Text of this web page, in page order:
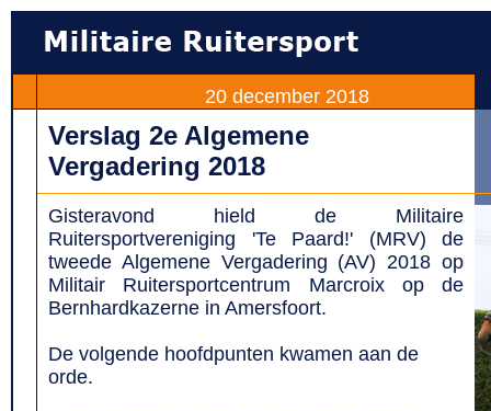
20 december 2018
Verslag 2e Algemene
Vergadering 2018
Gisteravond hield de Militaire
Ruitersportvereniging 'Te Paard!' (MRV) de
tweede Algemene Vergadering (AV) 2018 op
Militair Ruitersportcentrum Marcroix op de
Bernhardkazerne in Amersfoort.
De volgende hoofdpunten kwamen aan de
orde.